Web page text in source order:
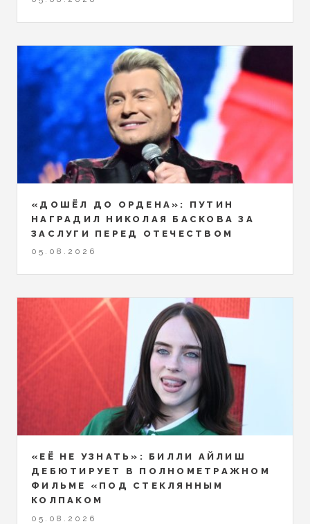
«ДОШЁЛ ДО ОРДЕНА»: ПУТИН
НАГРАДИЛ НИКОЛАЯ БАСКОВА ЗА
ЗАСЛУГИ ПЕРЕД ОТЕЧЕСТВОМ
05.08.2026
«ЕЁ НЕ УЗНАТЬ»: БИЛЛИ АЙЛИШ
ДЕБЮТИРУЕТ В ПОЛНОМЕТРАЖНОМ
ФИЛЬМЕ «ПОД СТЕКЛЯННЫМ
КОЛПАКОМ
05.08.2026